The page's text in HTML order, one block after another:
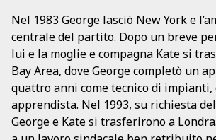
Nel 1983 George lasciò New York e
centrale del partito. Dopo un breve
lui e la moglie e compagna Kate si
Bay Area, dove George completò un
quattro anni come tecnico di impianti,
apprendista. Nel 1993, su richiesta
George e Kate si trasferirono a